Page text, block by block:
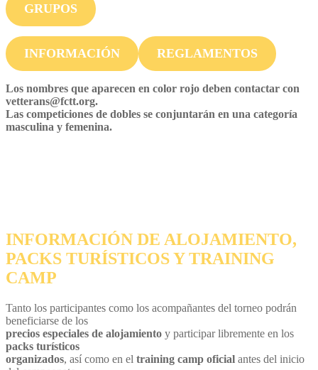
GRUPOS
INFORMACIÓN REGLAMENTOS
Los nombres que aparecen en color rojo deben contactar con
vetterans@fctt.org.
Las competiciones de dobles se conjuntarán en una categoría
masculina y femenina.
INFORMACIÓN DE ALOJAMIENTO,
PACKS TURÍSTICOS Y TRAINING
CAMP
Tanto los participantes como los acompañantes del torneo podrán
beneficiarse de los
precios especiales de alojamiento y participar libremente en los
packs turísticos
organizados, así como en el training camp oficial antes del inicio